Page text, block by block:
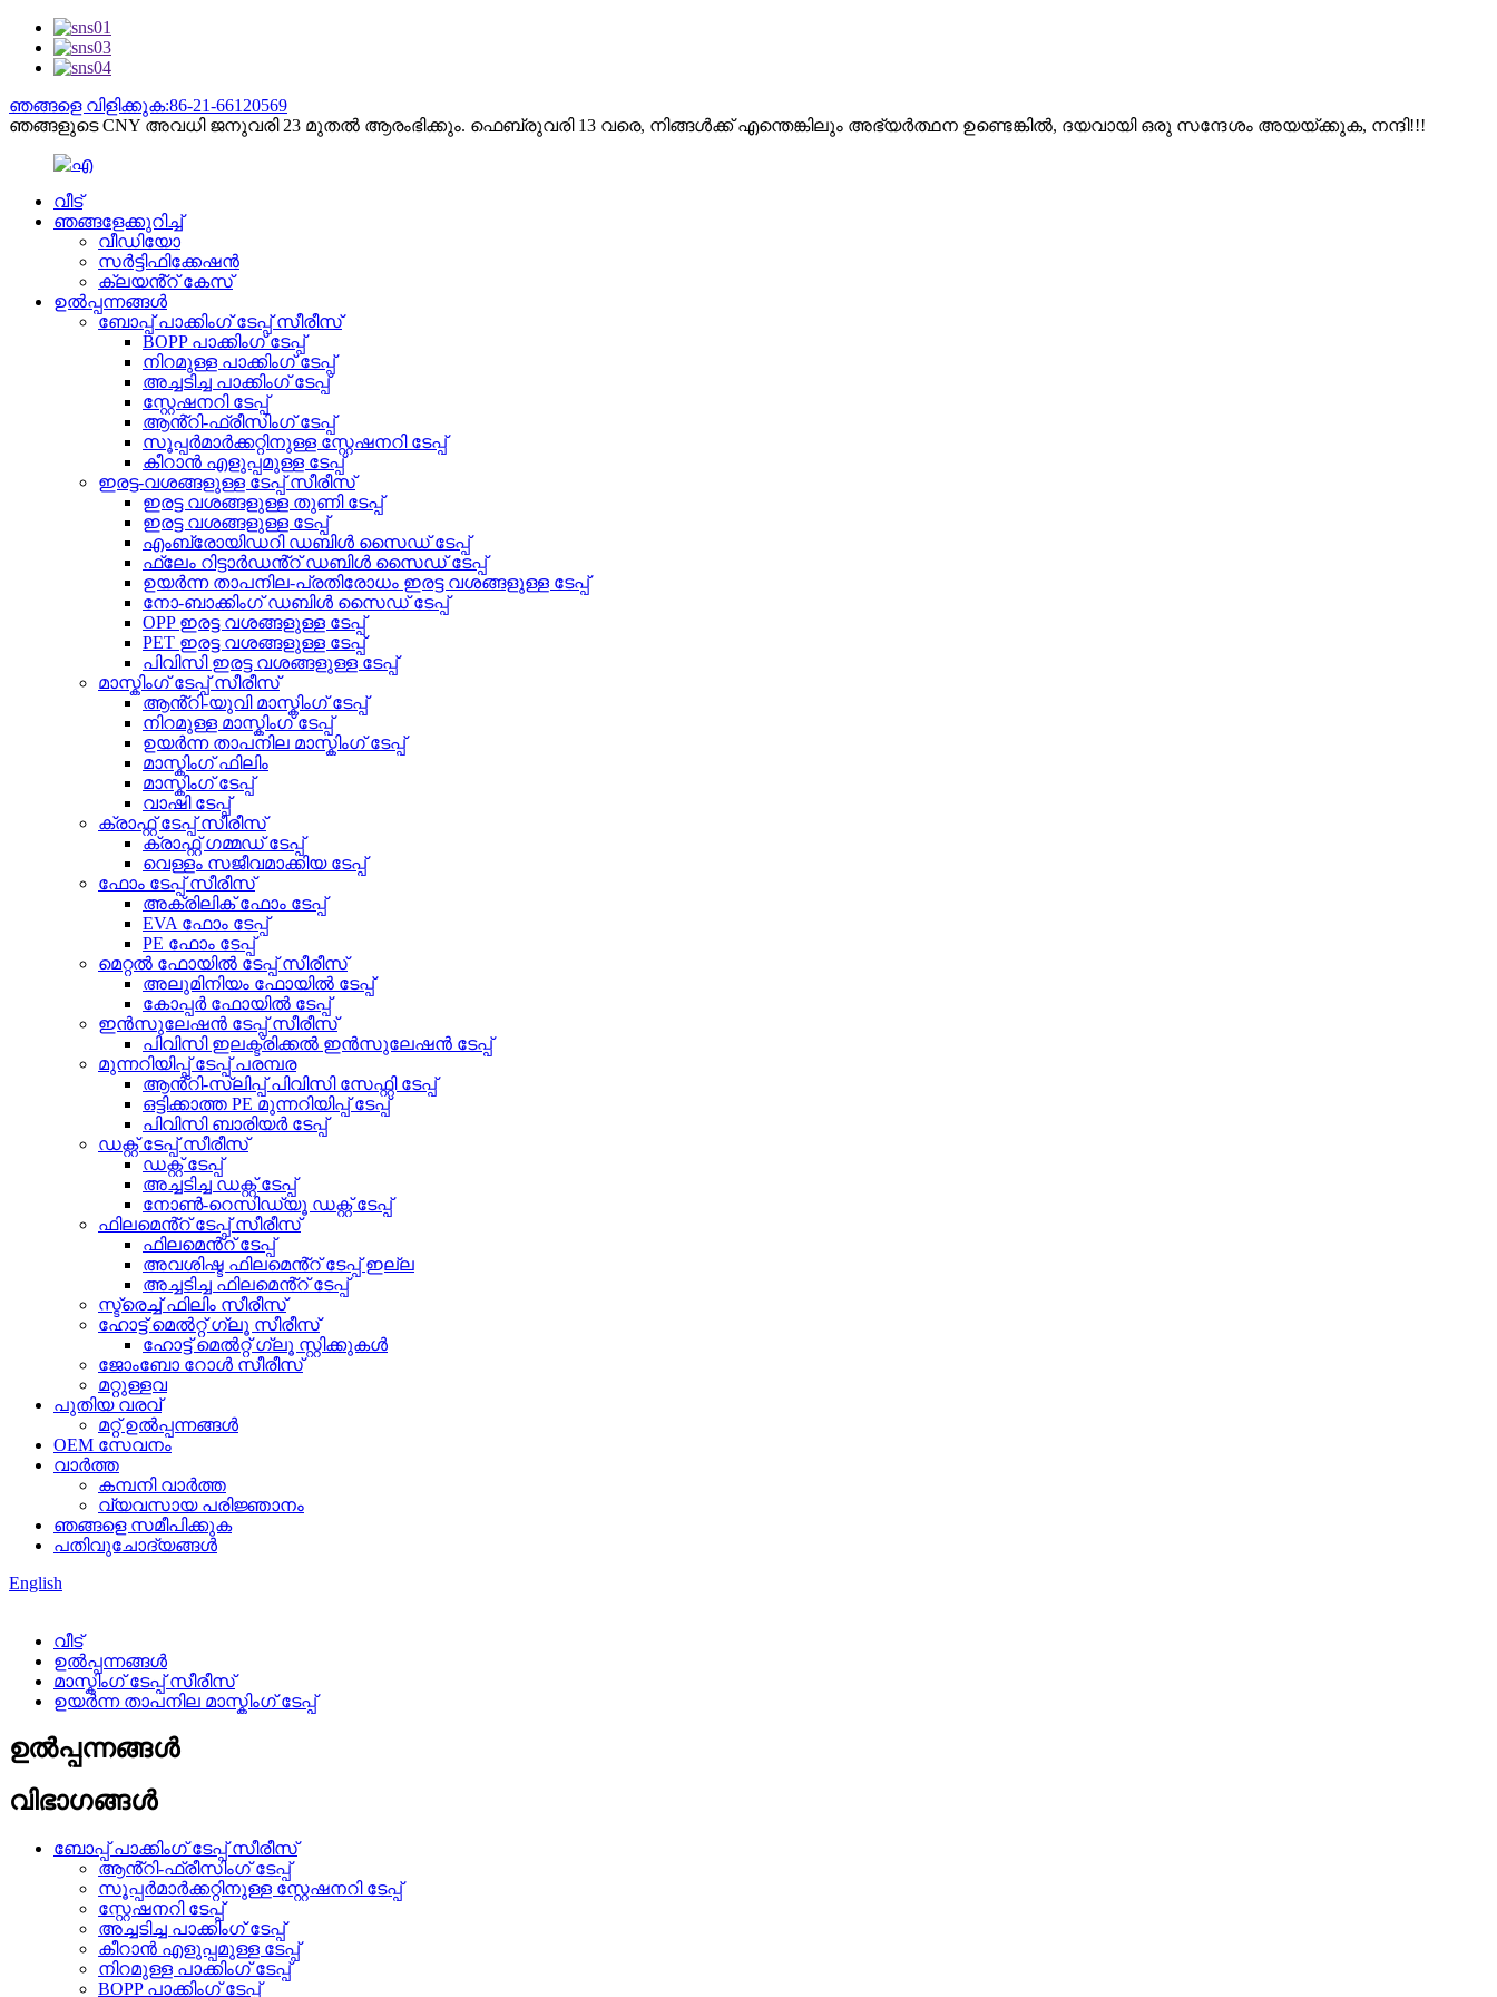
ഞങ്ങളെ വിളിക്കുക:86-21-66120569
ഞങ്ങളുടെ CNY അവധി ജനുവരി 23 മുതൽ ആരംഭിക്കും. ഫെബ്രുവരി 13 വരെ, നിങ്ങൾക്ക് എന്തെങ്കിലും അഭ്യർത്ഥന ഉണ്ടെങ്കിൽ, ദയവായി ഒരു സന്ദേശം അയയ്ക്കുക, നന്ദി!!!
വീട്
ഞങ്ങളേക്കുറിച്ച്
വീഡിയോ
സർട്ടിഫിക്കേഷൻ
ക്ലയൻ്റ് കേസ്
ഉൽപ്പന്നങ്ങൾ
ബോപ്പ് പാക്കിംഗ് ടേപ്പ് സീരീസ്
BOPP പാക്കിംഗ് ടേപ്പ്
നിറമുള്ള പാക്കിംഗ് ടേപ്പ്
അച്ചടിച്ച പാക്കിംഗ് ടേപ്പ്
സ്റ്റേഷനറി ടേപ്പ്
ആൻ്റി-ഫ്രീസിംഗ് ടേപ്പ്
സൂപ്പർമാർക്കറ്റിനുള്ള സ്റ്റേഷനറി ടേപ്പ്
കീറാൻ എളുപ്പമുള്ള ടേപ്പ്
ഇരട്ട-വശങ്ങളുള്ള ടേപ്പ് സീരീസ്
ഇരട്ട വശങ്ങളുള്ള തുണി ടേപ്പ്
ഇരട്ട വശങ്ങളുള്ള ടേപ്പ്
എംബ്രോയിഡറി ഡബിൾ സൈഡ് ടേപ്പ്
ഫ്ലേം റിട്ടാർഡൻ്റ് ഡബിൾ സൈഡ് ടേപ്പ്
ഉയർന്ന താപനില-പ്രതിരോധം ഇരട്ട വശങ്ങളുള്ള ടേപ്പ്
നോ-ബാക്കിംഗ് ഡബിൾ സൈഡ് ടേപ്പ്
OPP ഇരട്ട വശങ്ങളുള്ള ടേപ്പ്
PET ഇരട്ട വശങ്ങളുള്ള ടേപ്പ്
പിവിസി ഇരട്ട വശങ്ങളുള്ള ടേപ്പ്
മാസ്കിംഗ് ടേപ്പ് സീരീസ്
ആൻ്റി-യുവി മാസ്കിംഗ് ടേപ്പ്
നിറമുള്ള മാസ്കിംഗ് ടേപ്പ്
ഉയർന്ന താപനില മാസ്കിംഗ് ടേപ്പ്
മാസ്കിംഗ് ഫിലിം
മാസ്കിംഗ് ടേപ്പ്
വാഷി ടേപ്പ്
ക്രാഫ്റ്റ് ടേപ്പ് സീരീസ്
ക്രാഫ്റ്റ് ഗമ്മഡ് ടേപ്പ്
വെള്ളം സജീവമാക്കിയ ടേപ്പ്
ഫോം ടേപ്പ് സീരീസ്
അക്രിലിക് ഫോം ടേപ്പ്
EVA ഫോം ടേപ്പ്
PE ഫോം ടേപ്പ്
മെറ്റൽ ഫോയിൽ ടേപ്പ് സീരീസ്
അലുമിനിയം ഫോയിൽ ടേപ്പ്
കോപ്പർ ഫോയിൽ ടേപ്പ്
ഇൻസുലേഷൻ ടേപ്പ് സീരീസ്
പിവിസി ഇലക്ട്രിക്കൽ ഇൻസുലേഷൻ ടേപ്പ്
മുന്നറിയിപ്പ് ടേപ്പ് പരമ്പര
ആൻ്റി-സ്ലിപ്പ് പിവിസി സേഫ്റ്റി ടേപ്പ്
ഒട്ടിക്കാത്ത PE മുന്നറിയിപ്പ് ടേപ്പ്
പിവിസി ബാരിയർ ടേപ്പ്
ഡക്റ്റ് ടേപ്പ് സീരീസ്
ഡക്റ്റ് ടേപ്പ്
അച്ചടിച്ച ഡക്റ്റ് ടേപ്പ്
നോൺ-റെസിഡ്യൂ ഡക്റ്റ് ടേപ്പ്
ഫിലമെൻ്റ് ടേപ്പ് സീരീസ്
ഫിലമെൻ്റ് ടേപ്പ്
അവശിഷ്ട ഫിലമെൻ്റ് ടേപ്പ് ഇല്ല
അച്ചടിച്ച ഫിലമെൻ്റ് ടേപ്പ്
സ്ട്രെച്ച് ഫിലിം സീരീസ്
ഹോട്ട് മെൽറ്റ് ഗ്ലൂ സീരീസ്
ഹോട്ട് മെൽറ്റ് ഗ്ലൂ സ്റ്റിക്കുകൾ
ജോംബോ റോൾ സീരീസ്
മറ്റുള്ളവ
പുതിയ വരവ്
മറ്റ് ഉൽപ്പന്നങ്ങൾ
OEM സേവനം
വാർത്ത
കമ്പനി വാർത്ത
വ്യവസായ പരിജ്ഞാനം
ഞങ്ങളെ സമീപിക്കുക
പതിവുചോദ്യങ്ങൾ
English
വീട്
ഉൽപ്പന്നങ്ങൾ
മാസ്കിംഗ് ടേപ്പ് സീരീസ്
ഉയർന്ന താപനില മാസ്കിംഗ് ടേപ്പ്
ഉൽപ്പന്നങ്ങൾ
വിഭാഗങ്ങൾ
ബോപ്പ് പാക്കിംഗ് ടേപ്പ് സീരീസ്
ആൻ്റി-ഫ്രീസിംഗ് ടേപ്പ്
സൂപ്പർമാർക്കറ്റിനുള്ള സ്റ്റേഷനറി ടേപ്പ്
സ്റ്റേഷനറി ടേപ്പ്
അച്ചടിച്ച പാക്കിംഗ് ടേപ്പ്
കീറാൻ എളുപ്പമുള്ള ടേപ്പ്
നിറമുള്ള പാക്കിംഗ് ടേപ്പ്
BOPP പാക്കിംഗ് ടേപ്പ്